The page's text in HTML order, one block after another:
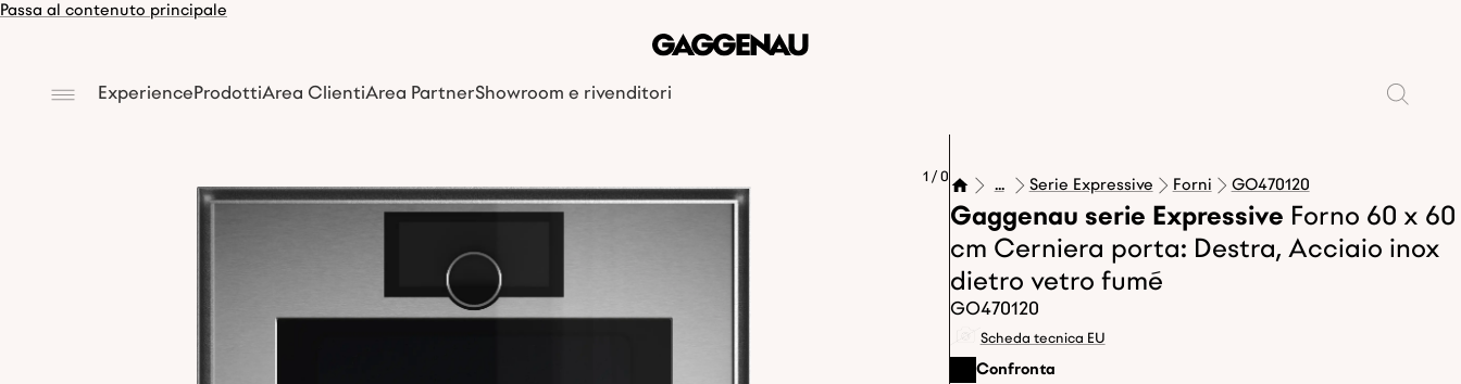
Passa al contenuto principale
Experience ProdottiArea ClientiArea PartnerShowroom e rivenditori
1/ 0 ... Serie Expressive Forni GO470120
Gaggenau serie Expressive Forno 60 x 60
cm Cerniera porta: Destra, Acciaio inox
dietro vetro fumé
GO470120
Scheda tecnica EU
Confronta